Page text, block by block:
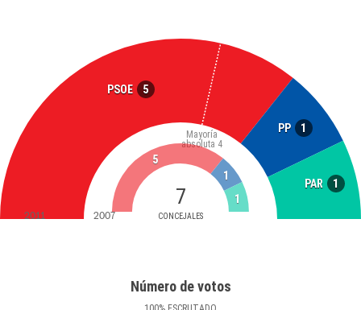
PSOE 5
PP 1
PAR 1
7
CONCEJALES
Mayoría
absoluta 4
5
1
1
2011 2007
Número de votos